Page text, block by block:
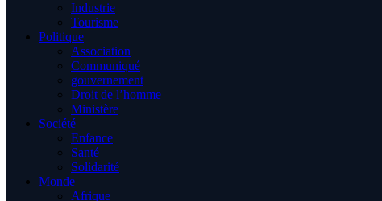
Industrie
Tourisme
Politique
Association
Communiqué
gouvernement
Droit de l’homme
Ministère
Société
Enfance
Santé
Solidarité
Monde
Afrique